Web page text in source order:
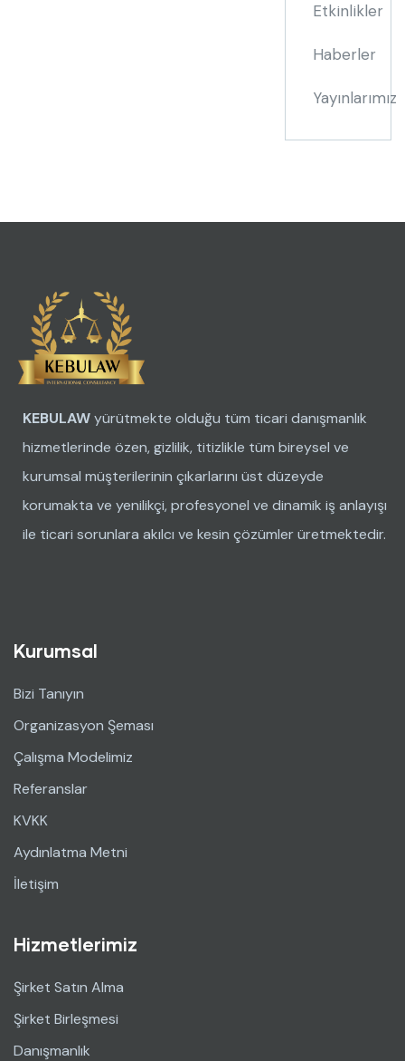
Etkinlikler
Haberler
Yayınlarımız
KEBULAWyürütmekte olduğu tüm ticari danışmanlık
hizmetlerinde özen, gizlilik, titizlikle tüm bireysel ve
kurumsal müşterilerinin çıkarlarını üst düzeyde
korumakta ve yenilikçi, profesyonel ve dinamik iş anlayışı
ile ticari sorunlara akılcı ve kesin çözümler üretmektedir.
Kurumsal
Bizi Tanıyın
Organizasyon Şeması
Çalışma Modelimiz
Referanslar
KVKK
Aydınlatma Metni
İletişim
Hizmetlerimiz
Şirket Satın Alma
Şirket Birleşmesi
Danışmanlık